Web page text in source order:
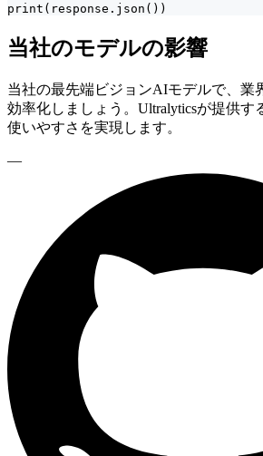
print(response.json())
当社のモデルの影響
当社の最先端ビジョンAIモデルで、業
効率化しましょう。Ultralyticsが提供す
使いやすさを実現します。
—